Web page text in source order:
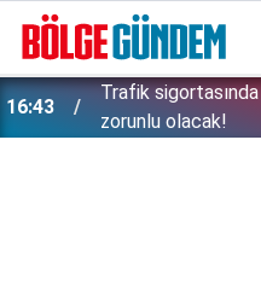
16:43
Trafik
zorunlu olacak!